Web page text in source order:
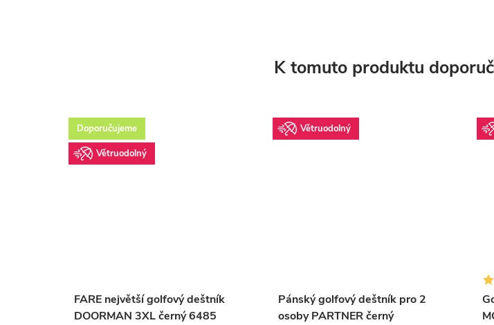
K tomuto produktu
Doporučujeme
Větruodolný
FARE největší golfový deštník
DOORMAN 3XL černý 6485
Větruodolný
Pánský golfový deštník pro 2
osoby PARTNER černý